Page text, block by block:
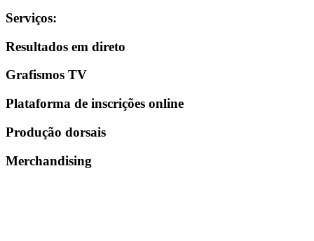
Serviços:
Resultados em direto
Grafismos TV
Plataforma de inscrições online
Produção dorsais
Merchandising